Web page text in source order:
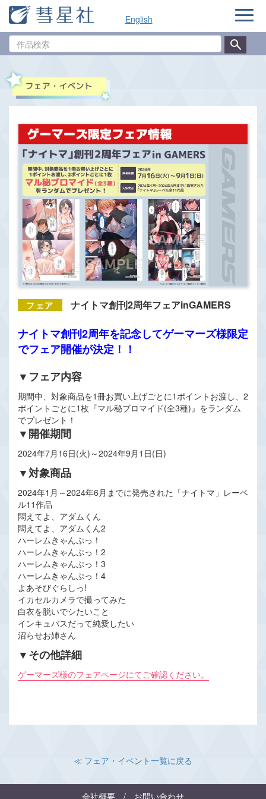
English
品
ナ
ゲ
ナイトマ創刊2周年フェアinGAMERS
ナイトマ創刊2周年を記念してゲーマーズ様限定
でフェア開催が決定！！
▼フェア内容
期間中、対象商品を1冊お買い上げごとに1ポイントお渡し、2
ポイントごとに1枚『マル秘ブロマイド(全3種)』をランダム
でプレゼント！
▼開催期間
2024年7月16日(火)～2024年9月1日(日)
▼対象商品
2024年1月～2024年6月までに発売された「ナイトマ」レーベ
ル11作品
悶えてよ、アダムくん
悶えてよ、アダムくん2
ハーレムきゃんぷっ！
ハーレムきゃんぷっ！2
ハーレムきゃんぷっ！3
ハーレムきゃんぷっ！4
よあそびぐらしっ!
イカセルカメラで撮ってみた
白衣を脱いでシたいこと
インキュバスだって純愛したい
沼らせお姉さん
▼その他詳細
ゲーマーズ様のフェアページにてご確認ください。
≪ フェア・イベント一覧に戻る
会社概要 / お問い合わせ